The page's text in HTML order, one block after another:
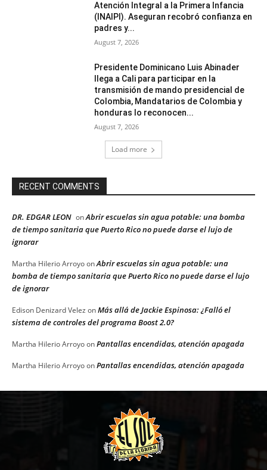
Atención Integral a la Primera Infancia
(INAIPI). Aseguran recobró confianza en
padres y...
August 7, 2026
Presidente Dominicano Luis Abinader
llega a Cali para participar en la
transmisión de mando presidencial de
Colombia, Mandatarios de Colombia y
honduras lo reconocen...
August 7, 2026
Load more
RECENT COMMENTS
DR. EDGAR LEON onAbrir escuelas sin agua potable: una bomba
de tiempo sanitaria que Puerto Rico no puede darse el lujo de
ignorar
Martha Hilerio ArroyoonAbrir escuelas sin agua potable: una
bomba de tiempo sanitaria que Puerto Rico no puede darse el lujo
de ignorar
Edison Denizard Velez onMás allá de Jackie Espinosa: ¿Falló el
sistema de controles del programa Boost 2.0?
Martha Hilerio ArroyoonPantallas encendidas, atención apagada
Martha Hilerio ArroyoonPantallas encendidas, atención apagada